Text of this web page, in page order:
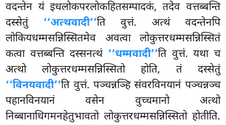
वदन्तेन यं इधलोकपरलोकहितसम्पादकं, तदेव वत्तब्बन्ति
दस्सेतुं ‘‘अत्थवादी’’ति वुत्तं. अत्थं वदन्तेनपि
लोकियधम्मसन्निस्सितमेव अवत्वा लोकुत्तरधम्मसन्निस्सितं
कत्वा वत्तब्बन्ति दस्सनत्थं ‘‘धम्मवादी’’ति वुत्तं. यथा च
अत्थो लोकुत्तरधम्मसन्निस्सितो होति, तं दस्सेतुं
‘‘विनयवादी’’ति वुत्तं. पञ्चन्नञ्हि संवरविनयानं पञ्चन्नञ्च
पहानविनयानं वसेन वुच्चमानो अत्थो
निब्बानाधिगमनहेतुभावतो लोकुत्तरधम्मसन्निस्सितो होतीति.